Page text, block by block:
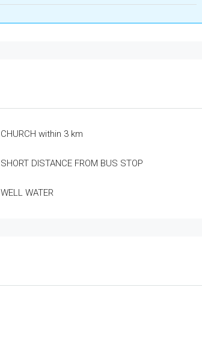
CHURCH within 3 km
SHORT DISTANCE FROM BUS STOP
WELL WATER